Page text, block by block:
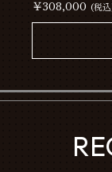
￥308,000 (税